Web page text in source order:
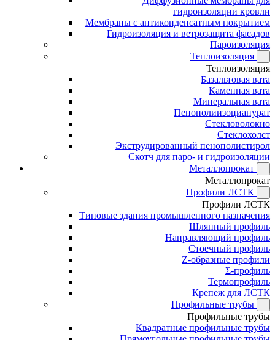
гидроизоляции кровли
Мембраны с антиконденсатным покрытием
Гидроизоляция и ветрозащита фасадов
Пароизоляция
Теплоизоляция
Теплоизоляция
Базальтовая вата
Каменная вата
Минеральная вата
Пенополиизоцианурат
Стекловолокно
Стеклохолст
Экструдированный пенополистирол
Скотч для паро- и гидроизоляции
Металлопрокат
Металлопрокат
Профили ЛСТК
Профили ЛСТК
Типовые здания промышленного назначения
Шляпный профиль
Направляющий профиль
Стоечный профиль
Z-образные профили
Σ-профиль
Термопрофиль
Крепеж для ЛСТК
Профильные трубы
Профильные трубы
Квадратные профильные трубы